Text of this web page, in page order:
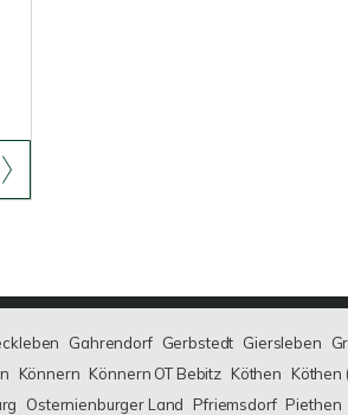
Gahrendorf Gerbstedt Giersleben
Könnern Könnern OT Bebitz Köthen Köthen
Osternienburger Land Pfriemsdorf Piethen